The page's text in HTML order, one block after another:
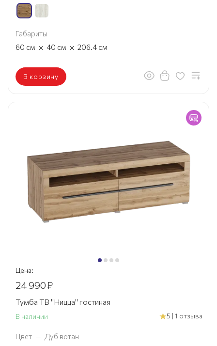
Габариты
60 см × 40 см × 206.4 см
В корзину
Цена:
24 990₽
Тумба ТВ "Ницца" гостиная
В наличии 5 | 1 отзыва
Цвет — Дуб вотан